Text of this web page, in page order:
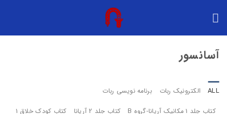
آسانسور
ALL الکترونیک ربات
برنامه نویسی ربات
کتاب جلد 1 مکانیک آریانا-گروه B
کتاب جلد 2 آریانا
کتاب کودک خلاق 1